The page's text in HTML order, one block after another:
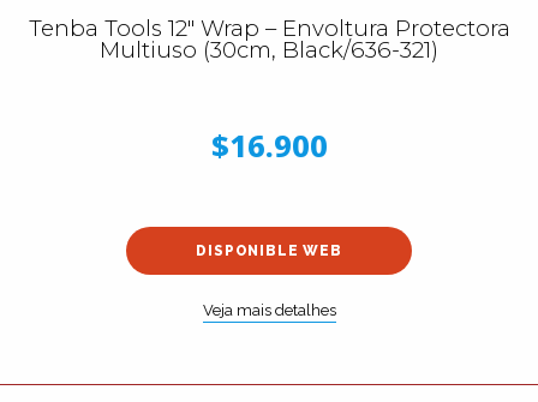
Tenba Tools 12″ Wrap – Envoltura Protectora
Multiuso (30cm, Black/636-321)
$16.900
DISPONIBLE WEB
Veja mais detalhes